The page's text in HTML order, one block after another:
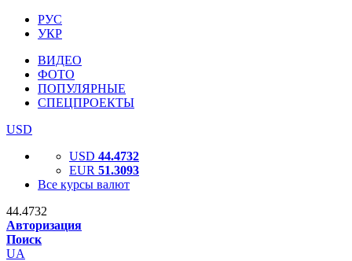
РУС
УКР
ВИДЕО
ФОТО
ПОПУЛЯРНЫЕ
СПЕЦПРОЕКТЫ
USD
USD 44.4732
EUR 51.3093
Все курсы валют
44.4732
Авторизация
Поиск
UA